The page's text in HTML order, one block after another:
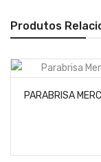
Produtos
PARABRISA